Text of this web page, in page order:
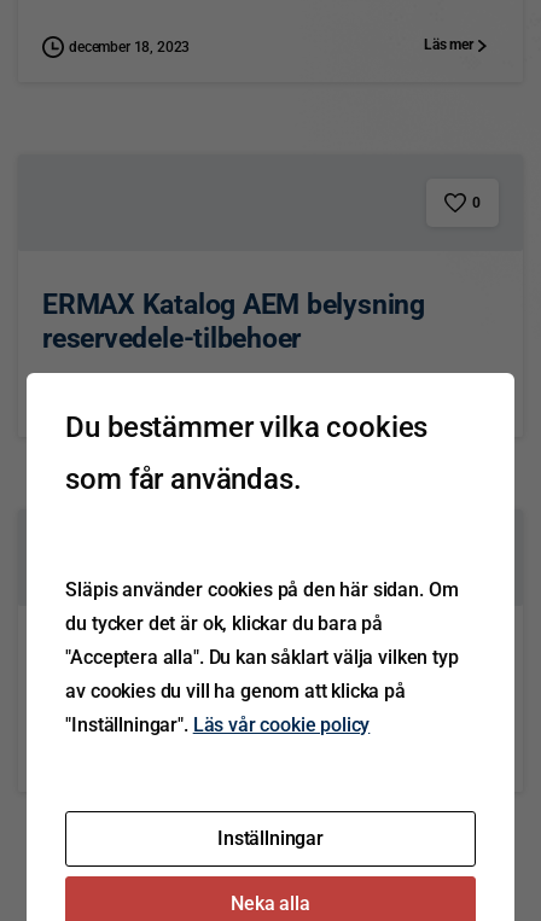
december 18, 2023 Läs mer
0
ERMAX Katalog AEM belysning
reservedele-tilbehoer
Katalog Ermax Belysningskatalog
AEM (eng)
Du bestämmer vilka cookies
som får användas.
Släpis använder cookies på den här sidan. Om
du tycker det är ok, klickar du bara på
"Acceptera alla". Du kan såklart välja vilken typ
av cookies du vill ha genom att klicka på
"Inställningar". Läs vår cookie policy
Inställningar
Neka alla